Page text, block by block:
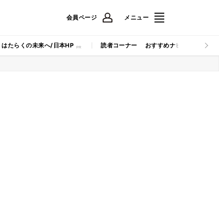
会員ページ メニュー
はたらくの未来へ/日本HP 読者コーナー おすすめナビ マイナビ